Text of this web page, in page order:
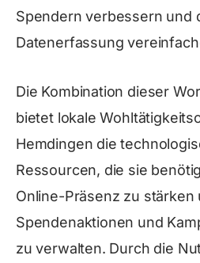
Spendern verbessern und
Datenerfassung
Die Kombination dieser
bietet lokale
Hemdingen die
Ressourcen, die sie
Online-Präsenz zu stärken
Spendenaktionen und
zu verwalten. Durch die